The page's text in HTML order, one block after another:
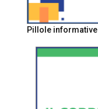
Pillole